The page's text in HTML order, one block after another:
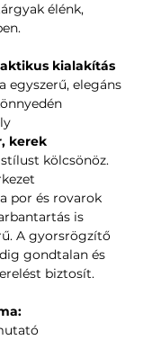
élénk,
kialakítás
egyszerű, elegáns
kerek
kölcsönöz.
por és rovarok
is
A gyorsrögzítő
gondtalan és
biztosít.